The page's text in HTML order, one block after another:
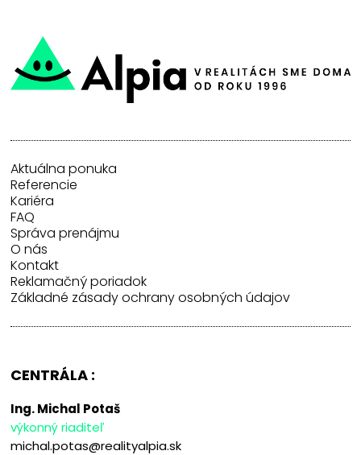
Aktuálna ponuka
Referencie
Kariéra
FAQ
Správa prenájmu
O nás
Kontakt
Reklamačný poriadok
Základné zásady ochrany osobných údajov
CENTRÁLA :
Ing. Michal Potaš
výkonný riaditeľ
michal.potas@realityalpia.sk